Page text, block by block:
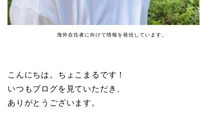
海外在住者に向けて情報を発信しています。
こんにちは。ちょこまるです！
いつもブログを見ていただき、
ありがとうございます。